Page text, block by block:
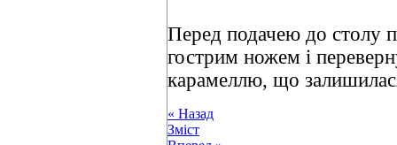
Перед подачею до столу
гострим ножем і
карамеллю, що
« Назад
Зміст